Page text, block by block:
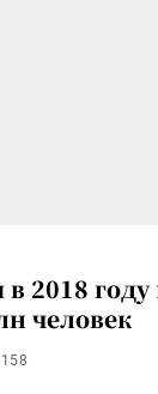
2018
человек
158